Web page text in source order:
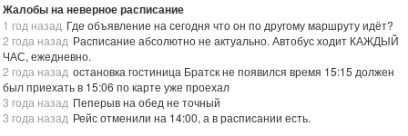
Жалобы на неверное расписание
1 год назад Где объявление на сегодня что он по другому маршруту идёт?
2 года назад Расписание абсолютно не актуально. Автобус ходит КАЖДЫЙ
ЧАС, ежедневно.
2 года назад остановка гостиница Братск не появился время 15:15 должен
был приехать в 15:06 по карте уже проехал
3 года назад Пеперыв на обед не точный
3 года назад Рейс отменили на 14:00, а в расписании есть.